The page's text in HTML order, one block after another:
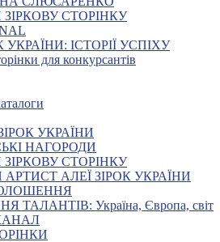
СТОРІНКУ
УКРАЇНИ: ІСТОРІЇ УСПІХУ
для конкурсантів
УКРАЇНИ
НАГОРОДИ
СТОРІНКУ
АЛЕЇ ЗІРОК УКРАЇНИ
ТАЛАНТІВ: Україна, Європа, світ